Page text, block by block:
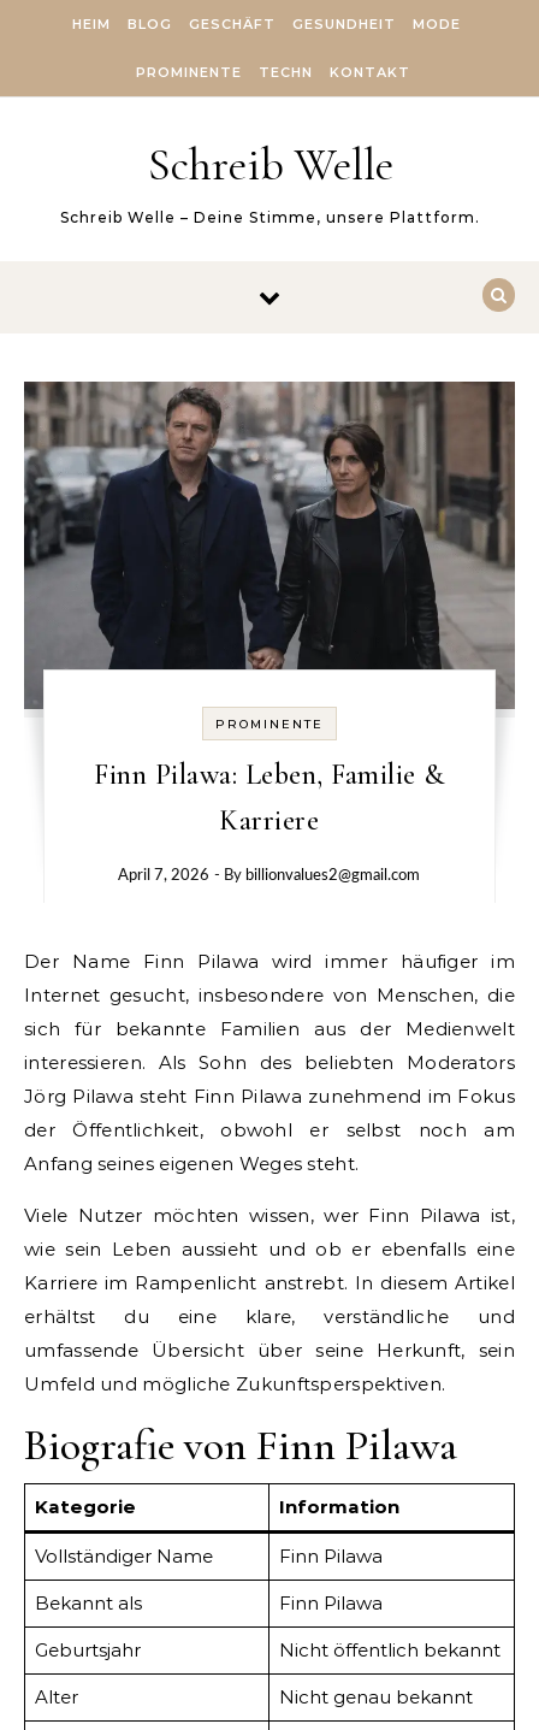
HEIM BLOG GESCHÄFT GESUNDHEIT MODE
PROMINENTE TECHN KONTAKT
Schreib Welle
Schreib Welle – Deine Stimme, unsere Plattform.
PROMINENTE
Finn Pilawa: Leben, Familie &
Karriere
April 7, 2026 - By billionvalues2@gmail.com
Der Name Finn Pilawa wird immer häufiger im
Internet gesucht, insbesondere von Menschen, die
sich für bekannte Familien aus der Medienwelt
interessieren. Als Sohn des beliebten Moderators
Jörg Pilawa steht Finn Pilawa zunehmend im Fokus
der Öffentlichkeit, obwohl er selbst noch am
Anfang seines eigenen Weges steht.
Viele Nutzer möchten wissen, wer Finn Pilawa ist,
wie sein Leben aussieht und ob er ebenfalls eine
Karriere im Rampenlicht anstrebt. In diesem Artikel
erhältst du eine klare, verständliche und
umfassende Übersicht über seine Herkunft, sein
Umfeld und mögliche Zukunftsperspektiven.
Biografie von Finn Pilawa
Kategorie Information
Vollständiger Name Finn Pilawa
Bekannt als Finn Pilawa
Geburtsjahr Nicht öffentlich bekannt
Alter Nicht genau bekannt